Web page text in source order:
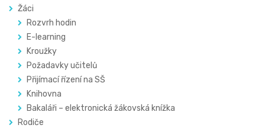
Žáci
Rozvrh hodin
E-learning
Kroužky
Požadavky učitelů
Přijímací řízení na SŠ
Knihovna
Bakaláři – elektronická žákovská knížka
Rodiče